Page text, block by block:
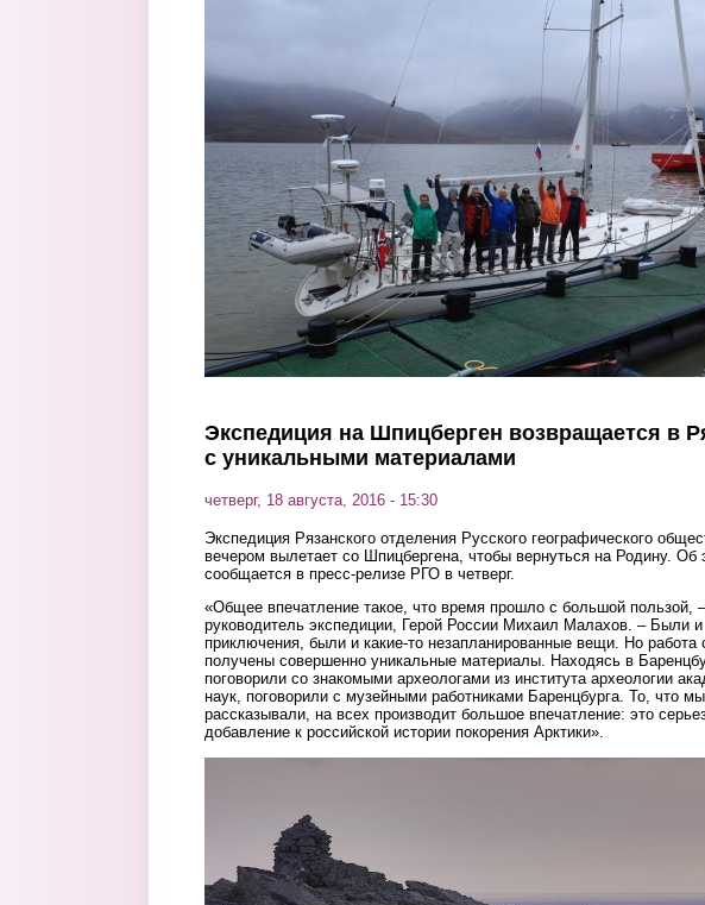
Экспедиция на Шпицберген возвращается в
с уникальными материалами
четверг, 18 августа, 2016 - 15:30
Экспедиция Рязанского отделения Русского географического
вечером вылетает со Шпицбергена, чтобы вернуться на Родину. Об
сообщается в пресс-релизе РГО в четверг.
«Общее впечатление такое, что время прошло с большой пользой,
руководитель экспедиции, Герой России Михаил Малахов. – Были и
приключения, были и какие-то незапланированные вещи. Но работа
получены совершенно уникальные материалы. Находясь в
поговорили со знакомыми археологами из института археологии
наук, поговорили с музейными работниками Баренцбурга. То, что
рассказывали, на всех производит большое впечатление: это
добавление к российской истории покорения Арктики».